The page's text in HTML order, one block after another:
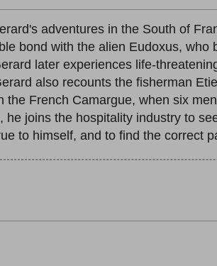
adventures in the South of
bond with the alien Eudoxus, who
later experiences life-
also recounts the fisherman
French Camargue, when six
joins the hospitality industry to
to himself, and to find the correct